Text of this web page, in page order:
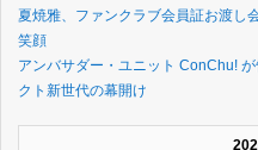
夏焼雅、ファンクラブ会員証お渡し
笑顔
アンバサダー・ユニット ConChu!
クト新世代の幕開け